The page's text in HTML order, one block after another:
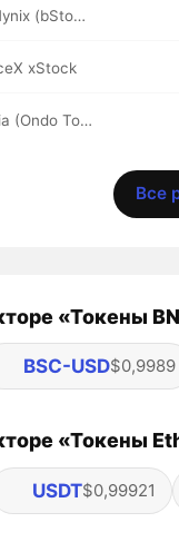
SK Hynix (bStocks Tokenized Stock)
xStock
Nokia (Ondo Tokenized)
Все
«Токены
BSC-USD$0,9989
«Токены
USDT$0,99921